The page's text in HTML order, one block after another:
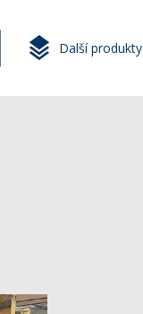
Další produkty